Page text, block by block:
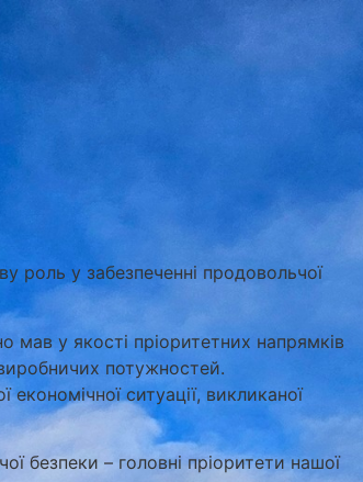
роль у забезпеченні продовольчої
мав у якості пріоритетних напрямків
потужностей.
ситуації, викликаної
безпеки – головні пріоритети нашої